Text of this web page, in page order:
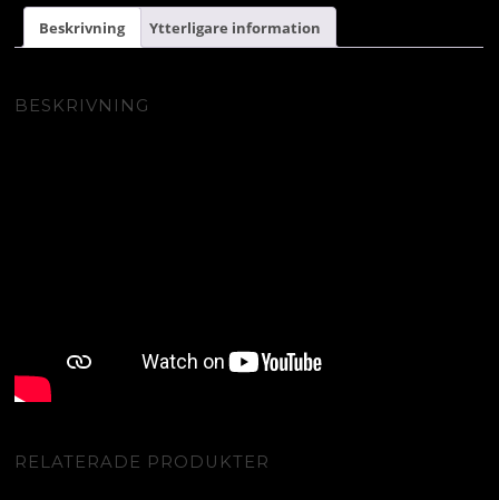
Beskrivning Ytterligare information
BESKRIVNING
RELATERADE PRODUKTER